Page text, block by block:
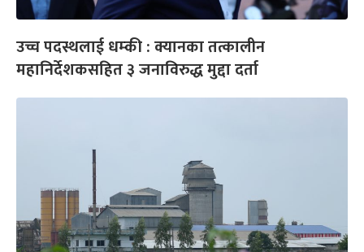
उच्च पदस्थलाई धम्की : क्यानका तत्कालीन
महानिर्देशकसहित ३ जनाविरुद्ध मुद्दा दर्ता